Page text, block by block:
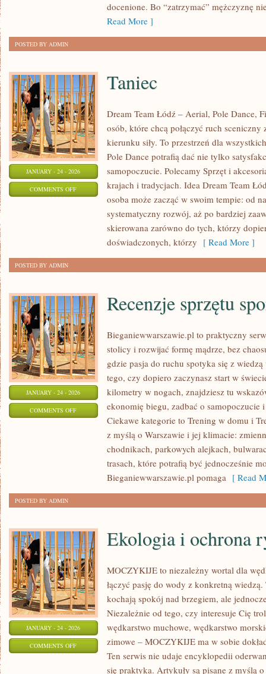
docenione. Bo “zatrzymać” mężczyznę
Read More ]
POSTED BY ADMIN
JANUARY - 24 - 2026
COMMENTS OFFON
Taniec
Dream Team Łódź – Aerial, Pole Dance,
osób, które chcą połączyć ruch
kierunku siły. To przestrzeń dla
Pole Dance potrafią dać nie tylko
samopoczucie. Polecamy Sprzęt i
krajach i tradycjach. Idea Dream Team
osoba może zacząć w swoim tempie: od
systematyczny rozwój, aż po bardziej
skierowana zarówno do tych, którzy
doświadczonych, którzy [ Read More ]
POSTED BY ADMIN
JANUARY - 24 - 2026
COMMENTS OFFON
SPORTOWEGO
Recenzje sprzętu
Bieganiewwarszawie.pl to praktyczny
stolicy i rozwijać formę mądrze, bez
gdzie pasja do ruchu spotyka się z
tego, czy dopiero zaczynasz start w
kilometry w nogach, znajdziesz tu
ekonomię biegu, zadbać o samopoczucie
Ciekawe kategorie to Trening w domu i
z myślą o Warszawie i jej klimacie:
chodnikach, parkowych alejkach,
trasach, które potrafią być jednocześnie
Bieganiewwarszawie.pl pomaga [ Read
POSTED BY ADMIN
JANUARY - 24 - 2026
COMMENTS OFFON
Ekologia i ochrona
MOCZYKIJE to niezależny wortal dla
łączyć pasję do wody z konkretną
kochają spokój nad brzegiem, ale
Niezależnie od tego, czy interesuje Cię
wędkarstwo muchowe, wędkarstwo
zimowe – MOCZYKIJE ma w sobie
Ten serwis nie udaje encyklopedii
się praktyka. Artykuły są pisane z myślą